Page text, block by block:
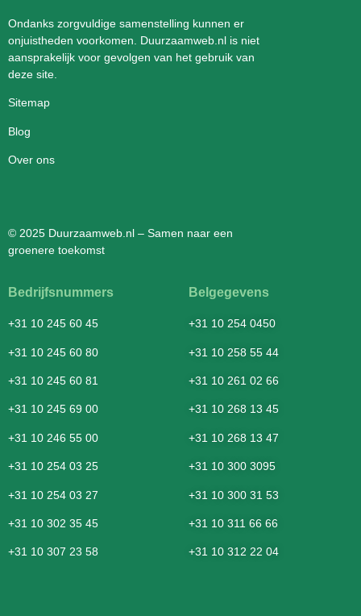
Ondanks zorgvuldige samenstelling kunnen er
onjuistheden voorkomen. Duurzaamweb.nl is niet
aansprakelijk voor gevolgen van het gebruik van
deze site.
Sitemap
Blog
Over ons
© 2025 Duurzaamweb.nl – Samen naar een
groenere toekomst
Bedrijfsnummers
+31 10 245 60 45
+31 10 245 60 80
+31 10 245 60 81
+31 10 245 69 00
+31 10 246 55 00
+31 10 254 03 25
+31 10 254 03 27
+31 10 302 35 45
+31 10 307 23 58
Belgegevens
+31 10 254 0450
+31 10 258 55 44
+31 10 261 02 66
+31 10 268 13 45
+31 10 268 13 47
+31 10 300 3095
+31 10 300 31 53
+31 10 311 66 66
+31 10 312 22 04